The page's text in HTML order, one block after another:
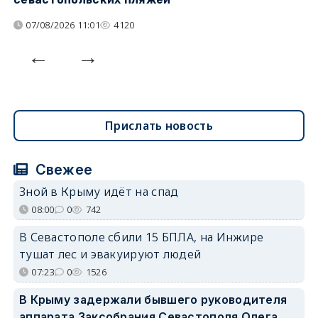
07/08/2026 11:01 4120
Прислать новость
Свежее
Зной в Крыму идёт на спад
08:00 0 742
В Севастополе сбили 15 БПЛА, на Инжире
тушат лес и эвакуируют людей
07:23 0 1526
В Крыму задержали бывшего руководителя